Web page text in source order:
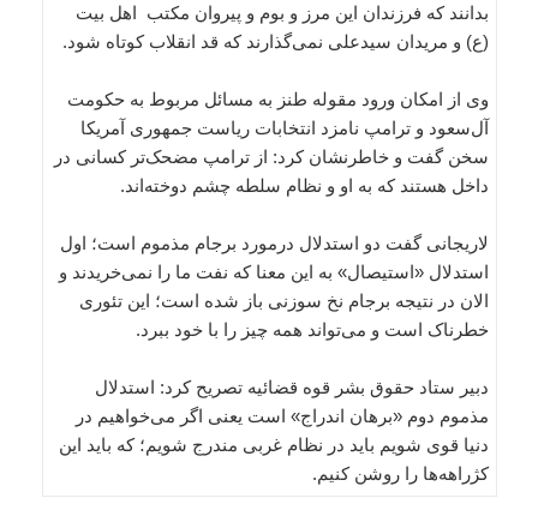
بدانند که فرزندان این مرز و بوم و پیروان مکتب اهل بیت
(ع) و مریدان سیدعلی نمی‌گذارند که قد انقلاب کوتاه شود.
وی از امکان ورود مقوله طنز به مسائل مربوط به حکومت
آل‌سعود و ترامپ نامزد انتخابات ریاست جمهوری آمریکا
سخن گفت و خاطرنشان کرد: از ترامپ مضحک‌تر کسانی در
داخل هستند که به او و نظام سلطه چشم دوخته‌اند.
لاریجانی گفت دو استدلال درمورد برجام مذموم است؛ اول
استدلال «استیصال» به این معنا که نفت ما را نمی‌خریدند و
الان در نتیجه برجام نخ سوزنی باز شده است؛ این تئوری
خطرناک است و می‌تواند همه چیز را با خود ببرد.
دبیر ستاد حقوق ‌بشر قوه قضائیه تصریح کرد: استدلال
مذموم دوم «برهان اندراج» است یعنی اگر می‌خواهیم در
دنیا قوی شویم باید در نظام غربی مندرج شویم؛ که باید این
کژراهه‌ها را روشن کنیم.